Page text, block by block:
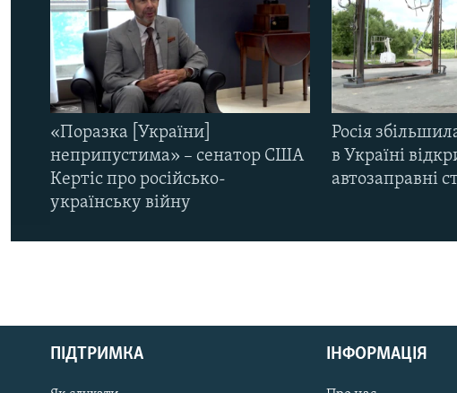
РУС
«Поразка [України]
неприпустима» – сенатор США
Кертіс про російсько-
українську війну
Росія
в Україні
автозаправні
ПІДТРИМКА ІНФОРМАЦІЯ